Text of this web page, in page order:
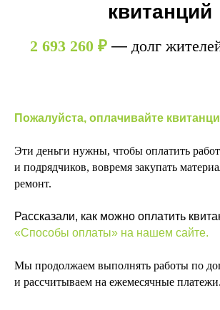
квитанций
2 693 260 ₽ — долг
Пожалуйста, оплачивайте
Эти деньги нужны, чтобы оплатить
и подрядчиков, вовремя закупать
ремонт.
Рассказали, как можно оплатить
«Способы оплаты» на нашем сайте.
Мы продолжаем выполнять работы по
и рассчитываем на ежемесячные платежи.